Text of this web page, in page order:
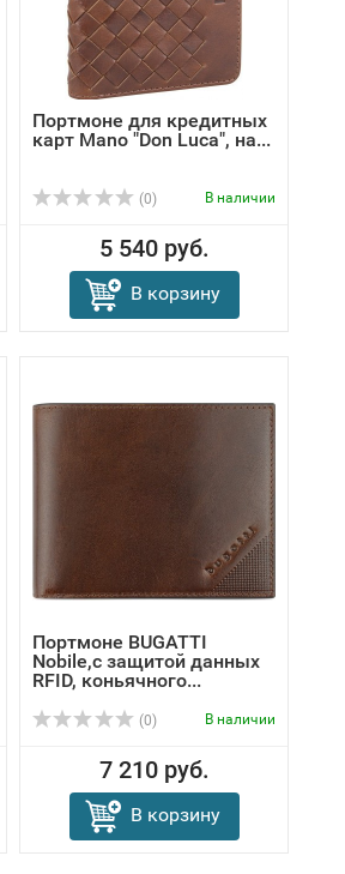
Портмоне для кредитных
карт Mano "Don Luca", на...
(0) В наличии
5 540 руб.
В корзину
Портмоне BUGATTI
Nobile,с защитой данных
RFID, коньячного...
(0) В наличии
7 210 руб.
В корзину